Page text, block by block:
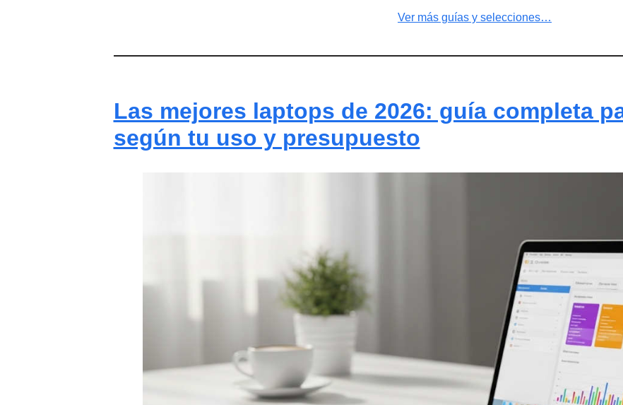
Ver más guías y selecciones…
Las mejores laptops de 2026: guía completa
según tu uso y presupuesto